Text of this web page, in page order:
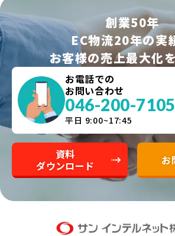
創業50年
EC物流20年の実
お客様の売上最大化
お電話での
お問い合わせ
046-200-7105
平日 9:00~17:45
資料
ダウンロード
お